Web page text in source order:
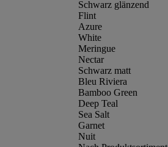
Schwarz glänzend
Flint
Azure
White
Meringue
Nectar
Schwarz matt
Bleu Riviera
Bamboo Green
Deep Teal
Sea Salt
Garnet
Nuit